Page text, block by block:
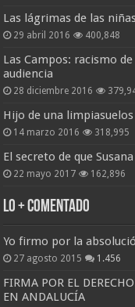
Las lágrimas de las
29 abril 2016 400,848
Las Campos: racismo
audiencia
28 diciembre 2016
Hijo de una limpiasuelos
14 marzo 2016 318,995
El secreto de que
22 mayo 2017 162,896
Lo + Comentado
Yo firmo por la
27 agosto 2015 1.456
FIRMA POR EL
EN ANDALUCÍA